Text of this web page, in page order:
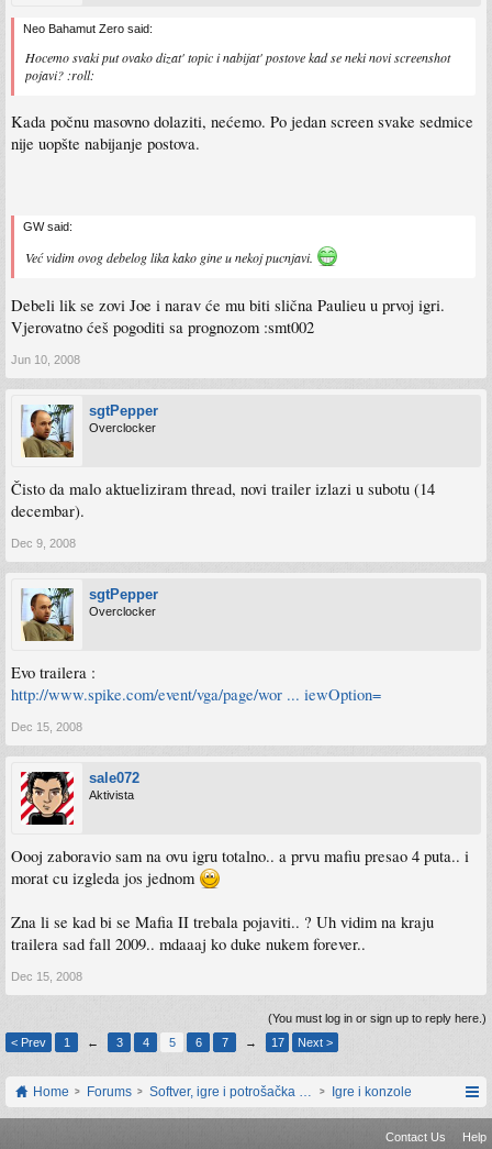
Neo Bahamut Zero said:
Hocemo svaki put ovako dizat' topic i nabijat' postove kad se neki novi screenshot
pojavi? :roll:
Kada počnu masovno dolaziti, nećemo. Po jedan screen svake sedmice
nije uopšte nabijanje postova.
GW said:
Već vidim ovog debelog lika kako gine u nekoj pucnjavi.
Debeli lik se zovi Joe i narav će mu biti slična Paulieu u prvoj igri.
Vjerovatno ćeš pogoditi sa prognozom :smt002
Jun 10, 2008
sgtPepper
Overclocker
Čisto da malo aktueliziram thread, novi trailer izlazi u subotu (14
decembar).
Dec 9, 2008
sgtPepper
Overclocker
Evo trailera :
http://www.spike.com/event/vga/page/wor ... iewOption=
Dec 15, 2008
sale072
Aktivista
Oooj zaboravio sam na ovu igru totalno.. a prvu mafiu presao 4 puta.. i
morat cu izgleda jos jednom
Zna li se kad bi se Mafia II trebala pojaviti.. ? Uh vidim na kraju
trailera sad fall 2009.. mdaaaj ko duke nukem forever..
Dec 15, 2008
(You must log in or sign up to reply here.)
< Prev
1 ← 3 4 5 6 7 → 17 Next >
Home Forums Softver, igre i potrošačka elektronikaIgre i konzole
Contact Us Help